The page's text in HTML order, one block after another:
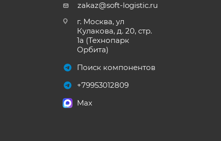
zakaz@soft-logistic.ru
г. Москва, ул
Кулакова, д. 20, стр.
1а (Технопарк
Орбита)
Поиск компонентов
+79953012809
Max